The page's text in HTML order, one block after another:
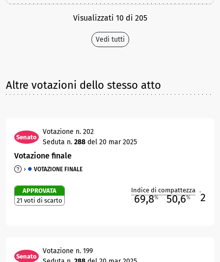
Visualizzati 10 di 205
Vedi tutti
Altre votazioni dello stesso atto
Senato
Votazione n. 202
Seduta n. 288 del 20 mar 2025
Votazione finale
VOTAZIONE FINALE
APPROVATA
21 voti di scarto
Indice di compattezza
69,8% 50,6% 2
Senato
Votazione n. 199